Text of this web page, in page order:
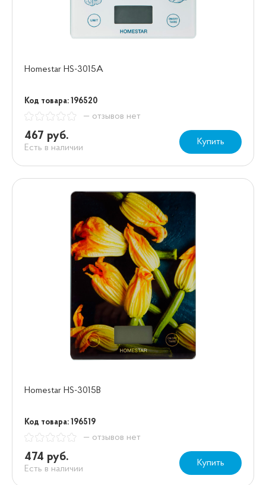
Homestar HS-3015А
Код товара: 196520
— отзывов нет
467 руб.
Есть в наличии
Купить
Homestar HS-3015В
Код товара: 196519
— отзывов нет
474 руб.
Есть в наличии
Купить